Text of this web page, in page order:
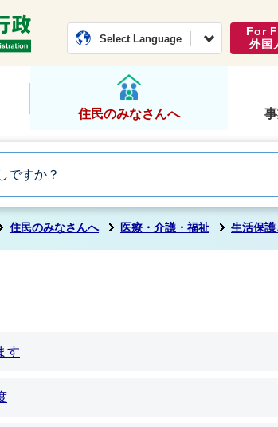
常総市公式ホームペ
Select Language
For
外国
住民のみなさんへ
住民のみなさんへ 医療・介護・福祉 生活保
す